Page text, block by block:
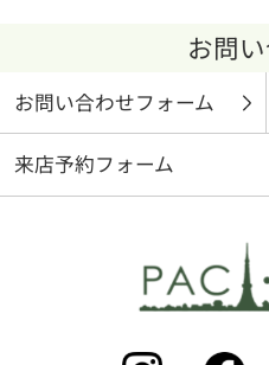
お問
お問い合わせフォーム
来店予約フォーム